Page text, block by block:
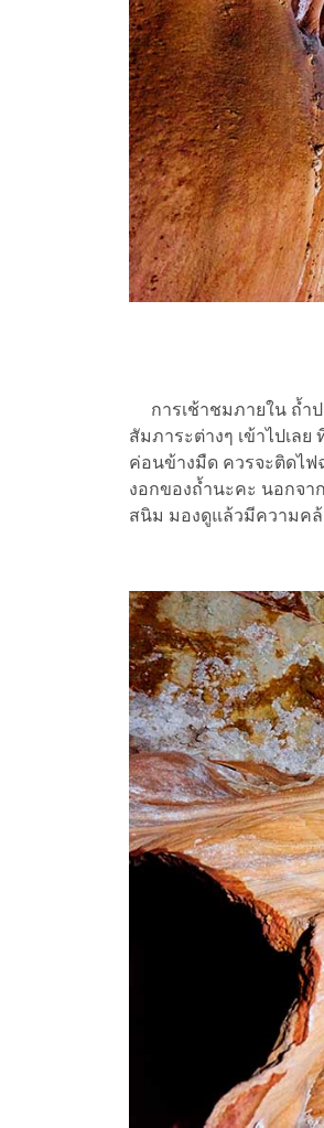
การเช้าชมภายใน ถ้ำป
สัมภาระต่างๆ เข้าไปเล
ค่อนข้างมืด ควรจะติดไฟ
งอกของถ้ำนะคะ นอกจ
สนิม มองดูแล้วมีความค